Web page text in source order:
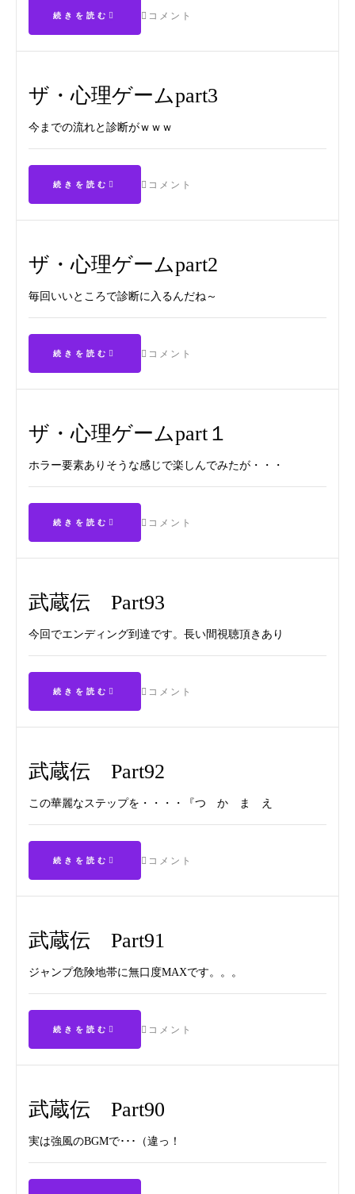
続きを読む コメント
ザ・心理ゲームpart3
今までの流れと診断がｗｗｗ
続きを読む コメント
ザ・心理ゲームpart2
毎回いいところで診断に入るんだね～
続きを読む コメント
ザ・心理ゲームpart１
ホラー要素ありそうな感じで楽しんでみたが・・・
続きを読む コメント
武蔵伝 Part93
今回でエンディング到達です。長い間視聴頂きあり
続きを読む コメント
武蔵伝 Part92
この華麗なステップを・・・・『つ か ま え
続きを読む コメント
武蔵伝 Part91
ジャンプ危険地帯に無口度MAXです。。。
続きを読む コメント
武蔵伝 Part90
実は強風のBGMで･･･（違っ！